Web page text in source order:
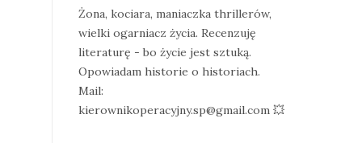
Żona, kociara, maniaczka thrillerów,
wielki ogarniacz życia. Recenzuję
literaturę - bo życie jest sztuką.
Opowiadam historie o historiach.
Mail:
kierownikoperacyjny.sp@gmail.com 💥